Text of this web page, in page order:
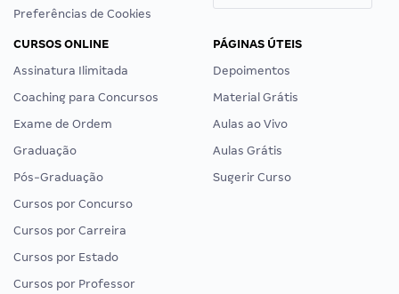
Preferências de Cookies
CURSOS ONLINE
Assinatura Ilimitada
Coaching para Concursos
Exame de Ordem
Graduação
Pós-Graduação
Cursos por Concurso
Cursos por Carreira
Cursos por Estado
Cursos por Professor
PÁGINAS ÚTEIS
Depoimentos
Material Grátis
Aulas ao Vivo
Aulas Grátis
Sugerir Curso